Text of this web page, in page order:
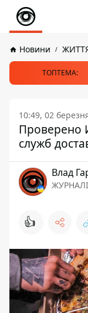
Новини
ТОПТЕМА:
10:49, 02
Проверено
служб
Влад
👍